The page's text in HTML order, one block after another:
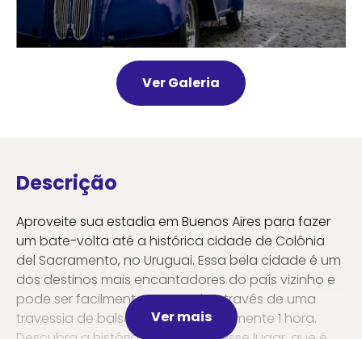
Ver Galeria
Descrição
Aproveite sua estadia em Buenos Aires para fazer
um bate-volta até a histórica cidade de Colônia
del Sacramento, no Uruguai. Essa bela cidade é um
dos destinos mais encantadores do país vizinho e
pode ser facilmente acessada através de uma
travessia de balsa de aproximadamente 1 hora.
Ver mais